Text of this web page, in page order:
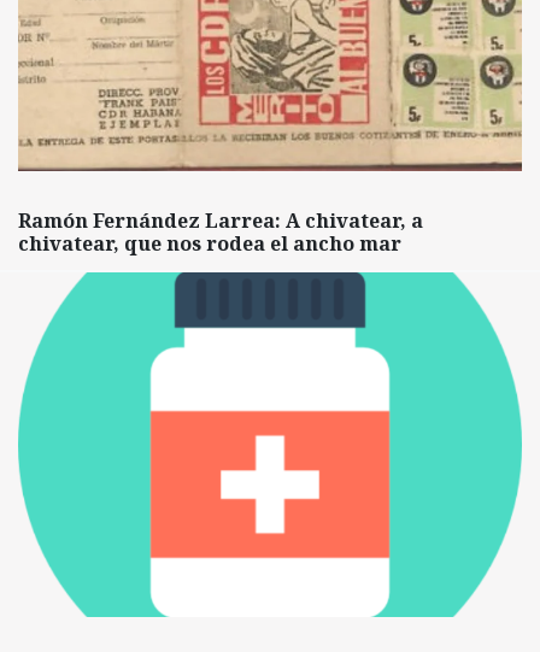
Ramón Fernández Larrea: A chivatear, a
chivatear, que nos rodea el ancho mar